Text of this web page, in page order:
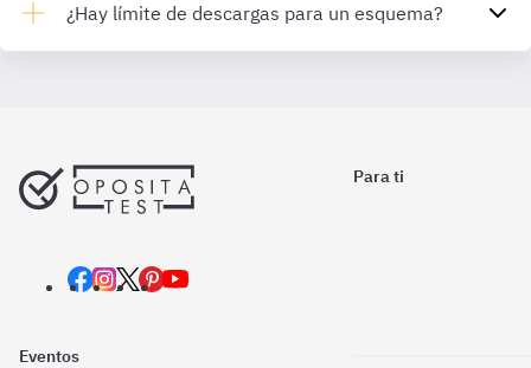
¿Hay límite de descargas para un esquema?
Para ti
Eventos